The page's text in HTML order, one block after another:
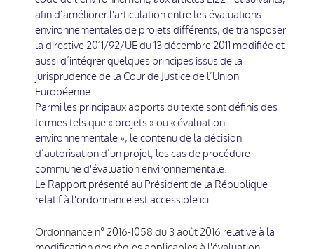
afin d’améliorer l'articulation entre les évaluations
environnementales de projets différents, de transposer
la directive 2011/92/UE du 13 décembre 2011 modifiée et
aussi d’intégrer quelques principes issus de la
jurisprudence de la Cour de Justice de l’Union
Européenne.
Parmi les principaux apports du texte sont définis des
termes tels que « projets » ou « évaluation
environnementale », le contenu de la décision
d’autorisation d’un projet, les cas de procédure
commune d'évaluation environnementale.
Le Rapport présenté au Président de la République
relatif à l'ordonnance est accessible ici.
Ordonnance n° 2016-1058 du 3 août 2016 relative à la